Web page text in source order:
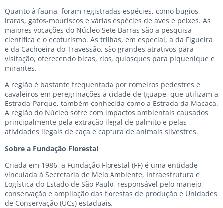
Quanto à fauna, foram registradas espécies, como bugios,
iraras, gatos-mouriscos e várias espécies de aves e peixes. As
maiores vocações do Núcleo Sete Barras são a pesquisa
científica e o ecoturismo. As trilhas, em especial, a da Figueira
e da Cachoeira do Travessão, são grandes atrativos para
visitação, oferecendo bicas, rios, quiosques para piquenique e
mirantes.
A região é bastante frequentada por romeiros pedestres e
cavaleiros em peregrinações a cidade de Iguape, que utilizam a
Estrada-Parque, também conhecida como a Estrada da Macaca.
A região do Núcleo sofre com impactos ambientais causados
principalmente pela extração ilegal de palmito e pelas
atividades ilegais de caça e captura de animais silvestres.
Sobre a Fundação Florestal
Criada em 1986, a Fundação Florestal (FF) é uma entidade
vinculada à Secretaria de Meio Ambiente, Infraestrutura e
Logística do Estado de São Paulo, responsável pelo manejo,
conservação e ampliação das florestas de produção e Unidades
de Conservação (UCs) estaduais.